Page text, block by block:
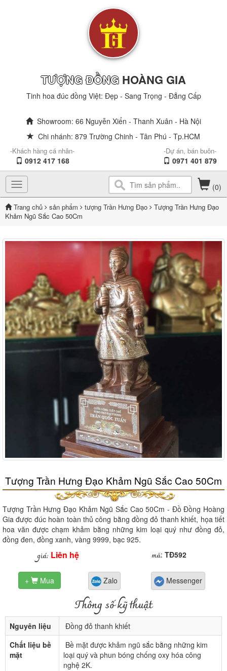
TƯỢNG ĐỒNG HOÀNG GIA
Tinh hoa đúc đồng Việt: Đẹp - Sang Trọng - Đẳng Cấp
Showroom: 66 Nguyễn Xiển - Thanh Xuân - Hà Nội
Chi nhánh: 879 Trường Chinh - Tân Phú - Tp.HCM
-Khách hàng cá nhân-
0912 417 168
-Dự án, bán buôn-
0971 401 879
Toggle
navigation
(0)
Trang chủ sản phẩm tượng Trần Hưng Đạo
Tượng Trần Hưng Đạo
Khảm Ngũ Sắc Cao 50Cm
Tượng Trần Hưng Đạo Khảm Ngũ Sắc Cao 50Cm
Tượng Trần Hưng Đạo Khảm Ngũ Sắc Cao 50Cm - Đồ Đồng Hoàng
Gia được đúc hoàn toàn thủ công bằng đồng đỏ thanh khiết, họa tiết
hoa văn được chạm khảm bằng những kim loại quý như đồng đỏ,
đồng đen, đồng xanh, vàng 9999, bạc 925.
giá: Liên hệ mã: TĐ592
+ Mua Zalo Messenger
Thông số kỹ thuật
Nguyên liệu
Đồng đỏ thanh khiết
Chất liệu bề
mặt
Bề mặt được khảm ngũ sắc bằng những kim
loại quý và phun bóng chống oxy hóa công
nghệ 2K.